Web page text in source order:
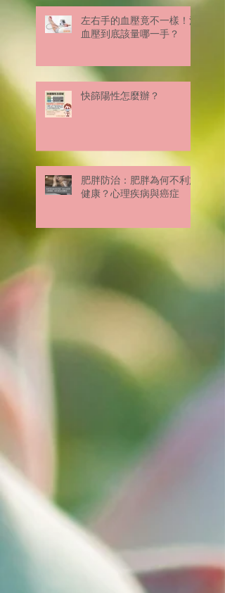
左右手的血壓竟不一樣！測
血壓到底該量哪一手？
快篩陽性怎麼辦？
肥胖防治：肥胖為何不利於
健康？心理疾病與癌症